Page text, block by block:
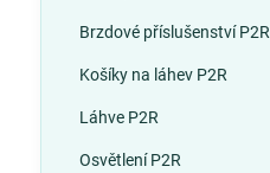
Brzdové příslušenství P2R
Košíky na láhev P2R
Láhve P2R
Osvětlení P2R